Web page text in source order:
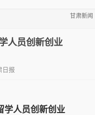
甘肃新闻
人员创新创业
日报
学人员创新创业